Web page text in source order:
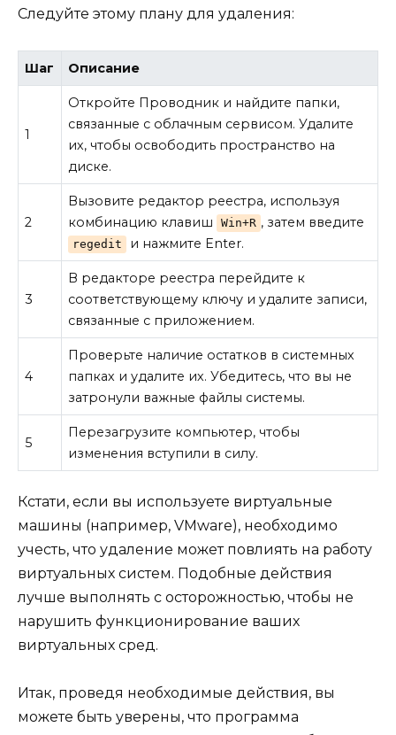
Следуйте этому плану для удаления:
Шаг Описание
1
Откройте Проводник и найдите папки,
связанные с облачным сервисом. Удалите
их, чтобы освободить пространство на
диске.
2
Вызовите редактор реестра, используя
комбинацию клавиш
Win+R , затем введите
regedit и нажмите Enter.
3
В редакторе реестра перейдите к
соответствующему ключу и удалите записи,
связанные с приложением.
4
Проверьте наличие остатков в системных
папках и удалите их. Убедитесь, что вы не
затронули важные файлы системы.
5
Перезагрузите компьютер, чтобы
изменения вступили в силу.
Кстати, если вы используете виртуальные
машины (например, VMware), необходимо
учесть, что удаление может повлиять на работу
виртуальных систем. Подобные действия
лучше выполнять с осторожностью, чтобы не
нарушить функционирование ваших
виртуальных сред.
Итак, проведя необходимые действия, вы
можете быть уверены, что программа